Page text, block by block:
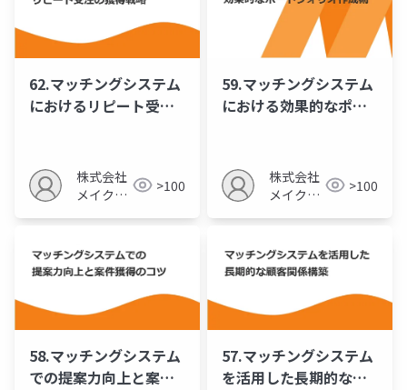
62.マッチングシステム
におけるリピート受注
株式会社
メイクア
>100
59.マッチングシステム
における効果的なポー
株式会社
メイクア
>100
58.マッチングシステム
での提案力向上と案件
57.マッチングシステム
を活用した長期的な顧